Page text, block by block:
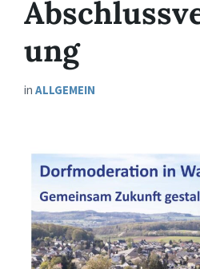
ung
in ALLGEMEIN